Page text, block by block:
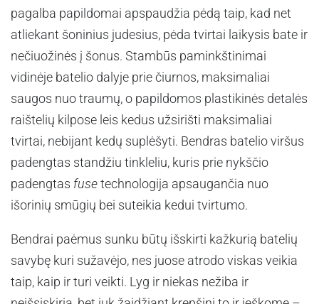
pagalba papildomai apspaudžia pėdą taip, kad net
atliekant šoninius judesius, pėda tvirtai laikysis bate ir
nečiuožinės į šonus. Stambūs paminkštinimai
vidinėje batelio dalyje prie čiurnos, maksimaliai
saugos nuo traumų, o papildomos plastikinės detalės
raištelių kilpose leis kedus užsirišti maksimaliai
tvirtai, nebijant kedų suplėšyti. Bendras batelio viršus
padengtas standžiu tinkleliu, kuris prie nykščio
padengtas fusetechnologija apsaugančia nuo
išorinių smūgių bei suteikia kedui tvirtumo.
Bendrai paėmus sunku būtų išskirti kažkurią batelių
savybę kuri sužavėjo, nes juose atrodo viskas veikia
taip, kaip ir turi veikti. Lyg ir niekas nežiba ir